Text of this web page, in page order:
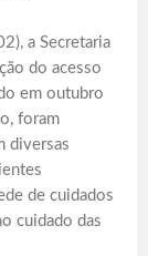
a Secretaria
do acesso
em outubro
foram
diversas
de cuidados
cuidado das